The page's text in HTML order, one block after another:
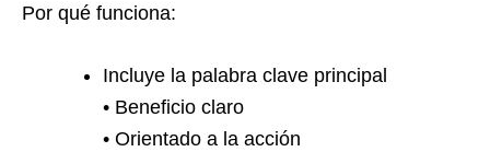
Por qué funciona:
Incluye la palabra clave principal
• Beneficio claro
• Orientado a la acción